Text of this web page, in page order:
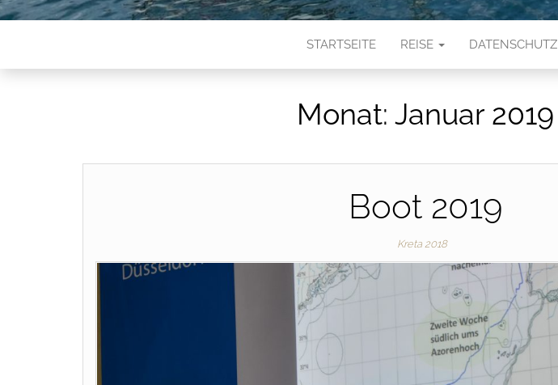
STARTSEITE REISE DATENSCHUTZ
Monat: Januar 2019
Boot 2019
Kreta 2018